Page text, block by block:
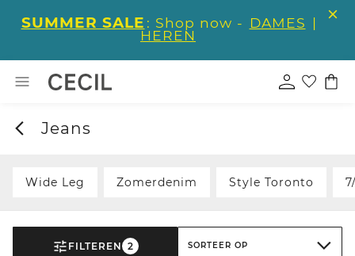
SUMMER SALE : Shop now - DAMES |
HEREN
Jeans
Wide Leg Zomerdenim Style Toronto
FILTEREN 2 SORTEER OP